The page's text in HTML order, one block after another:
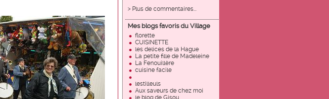
> Plus de commentaires...
Mes blogs favoris du Village
florette
CUISINETTE
les delices de la Hague
La petite fille de Madeleine
La Fenouillère
cuisine facile
lestilleuls
Aux saveurs de chez moi
le blog de Gisou